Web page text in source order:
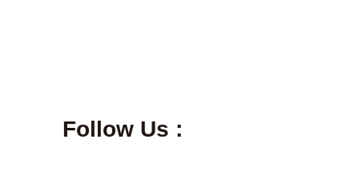
Follow Us :